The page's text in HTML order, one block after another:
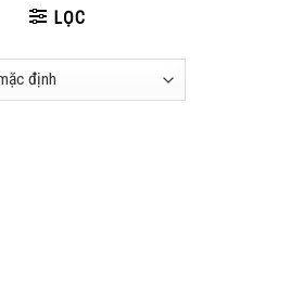
LỌC